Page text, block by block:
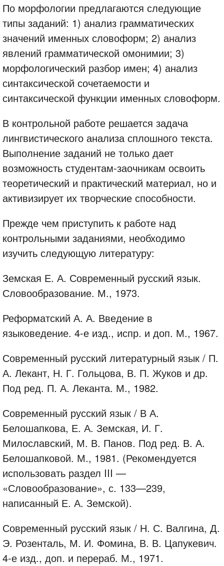
По морфологии предлагаются следующие
типы заданий: 1) анализ грамматических
значений именных словоформ; 2) анализ
явлений грамматической омонимии; 3)
морфологический разбор имен; 4) анализ
синтаксической сочетаемости и
синтаксической функции именных словоформ.
В контрольной работе решается задача
лингвистического анализа сплошного текста.
Выполнение заданий не только дает
возможность студентам-заочникам освоить
теоретический и практический материал, но и
активизирует их творческие способности.
Прежде чем приступить к работе над
контрольными заданиями, необходимо
изучить следующую литературу:
Земская Е. А. Современный русский язык.
Словообразование. М., 1973.
Реформатский А. А. Введение в
языковедение. 4-е изд., испр. и доп. М., 1967.
Современный русский литературный язык / П.
А. Лекант, Н. Г. Гольцова, В. П. Жуков и др.
Под ред. П. А. Леканта. М., 1982.
Современный русский язык / В А.
Белошапкова, Е. А. Земская, И. Г.
Милославский, М. В. Панов. Под ред. В. А.
Белошапковой. М., 1981. (Рекомендуется
использовать раздел III —
«Словообразование», с. 133—239,
написанный Е. А. Земской).
Современный русский язык / Н. С. Валгина, Д.
Э. Розенталь, М. И. Фомина, В. В. Цапукевич.
4-е изд., доп. и перераб. М., 1971.